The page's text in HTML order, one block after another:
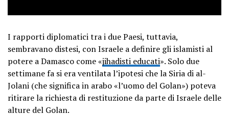
I rapporti diplomatici tra i due Paesi, tuttavia,
sembravano distesi, con Israele a definire gli islamisti al
potere a Damasco come «jihadisti educati». Solo due
settimane fa si era ventilata l’ipotesi che la Siria di al-
Jolani (che significa in arabo «l’uomo del Golan») poteva
ritirare la richiesta di restituzione da parte di Israele delle
alture del Golan.